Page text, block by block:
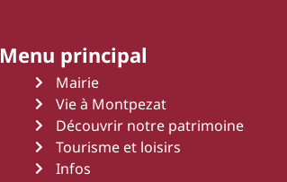
Menu principal
Mairie
Vie à Montpezat
Découvrir notre patrimoine
Tourisme et loisirs
Infos